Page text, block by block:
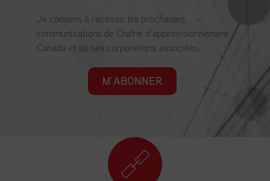
Je consens à recevoir les prochaines
communications de Chaîne d’approvisionnement
Canada et de ses corporations associées.
M’ABONNER